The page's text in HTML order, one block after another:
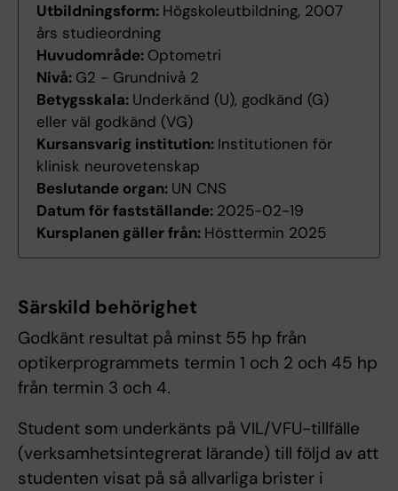
Utbildningsform: Högskoleutbildning, 2007
års studieordning
Huvudområde: Optometri
Nivå: G2 - Grundnivå 2
Betygsskala: Underkänd (U), godkänd (G)
eller väl godkänd (VG)
Kursansvarig institution: Institutionen för
klinisk neurovetenskap
Beslutande organ: UN CNS
Datum för fastställande: 2025-02-19
Kursplanen gäller från: Hösttermin 2025
Särskild behörighet
Godkänt resultat på minst 55 hp från
optikerprogrammets termin 1 och 2 och 45 hp
från termin 3 och 4.
Student som underkänts på VIL/VFU-tillfälle
(verksamhetsintegrerat lärande) till följd av att
studenten visat på så allvarliga brister i